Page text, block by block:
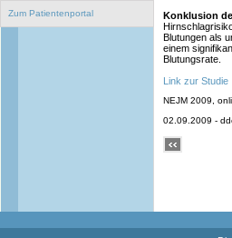
Zum Patientenportal
Konklusion
Blutungen als
einem
Blutungsrate.
Link zur Studie
NEJM 2009,
02.09.2009 -